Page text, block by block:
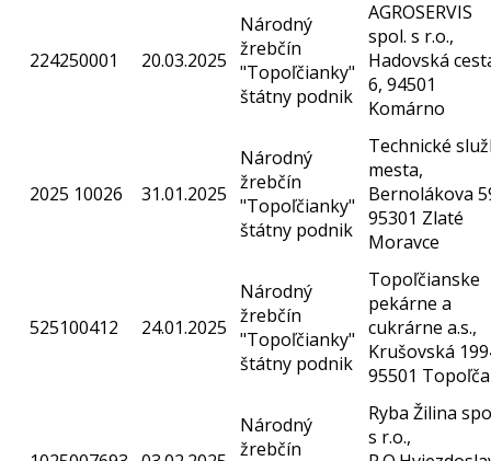
224250001 20.03.2025
Národný
žrebčín
"Topoľčianky"
štátny podnik
AGROSERVIS
spol. s r.o.,
Hadovská
6, 94501
Komárno
2025 10026 31.01.2025
Národný
žrebčín
"Topoľčianky"
štátny podnik
Technické
mesta,
Bernolákova
95301 Zlaté
Moravce
525100412 24.01.2025
Národný
žrebčín
"Topoľčianky"
štátny podnik
Topoľčianske
pekárne a
cukrárne a.s.,
Krušovská
95501
Národný
žrebčín
Ryba Žilina
s r.o.,